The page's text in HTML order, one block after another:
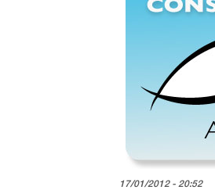
17/01/2012 - 20:52